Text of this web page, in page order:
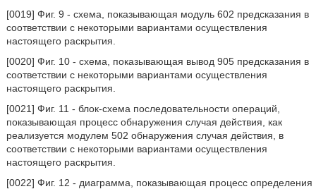
[0019] Фиг. 9 - схема, показывающая модуль 602 предсказания в
соответствии с некоторыми вариантами осуществления
настоящего раскрытия.
[0020] Фиг. 10 - схема, показывающая вывод 905 предсказания в
соответствии с некоторыми вариантами осуществления
настоящего раскрытия.
[0021] Фиг. 11 - блок-схема последовательности операций,
показывающая процесс обнаружения случая действия, как
реализуется модулем 502 обнаружения случая действия, в
соответствии с некоторыми вариантами осуществления
настоящего раскрытия.
[0022] Фиг. 12 - диаграмма, показывающая процесс определения